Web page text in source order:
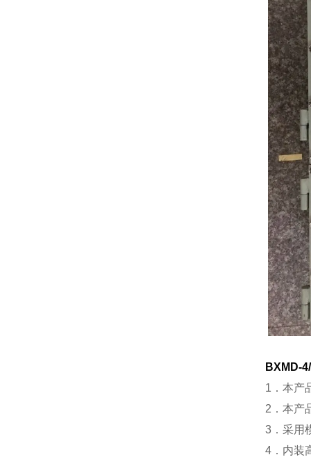
BXMD-
1．本产
2．本产
3．采用
4．内装